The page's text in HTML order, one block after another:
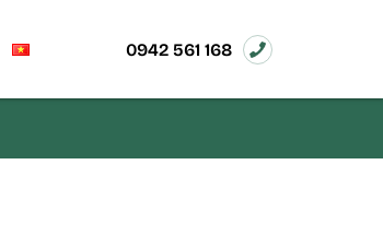
0942 561 168